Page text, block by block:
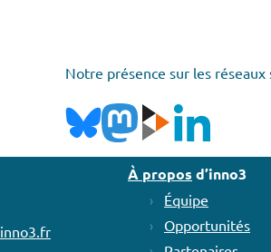
Notre présence sur les réseaux
inno3.fr
À propos d’inno3
Équipe
Opportunités